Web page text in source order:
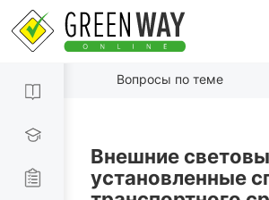
Вопросы по теме
Внешние
установленные